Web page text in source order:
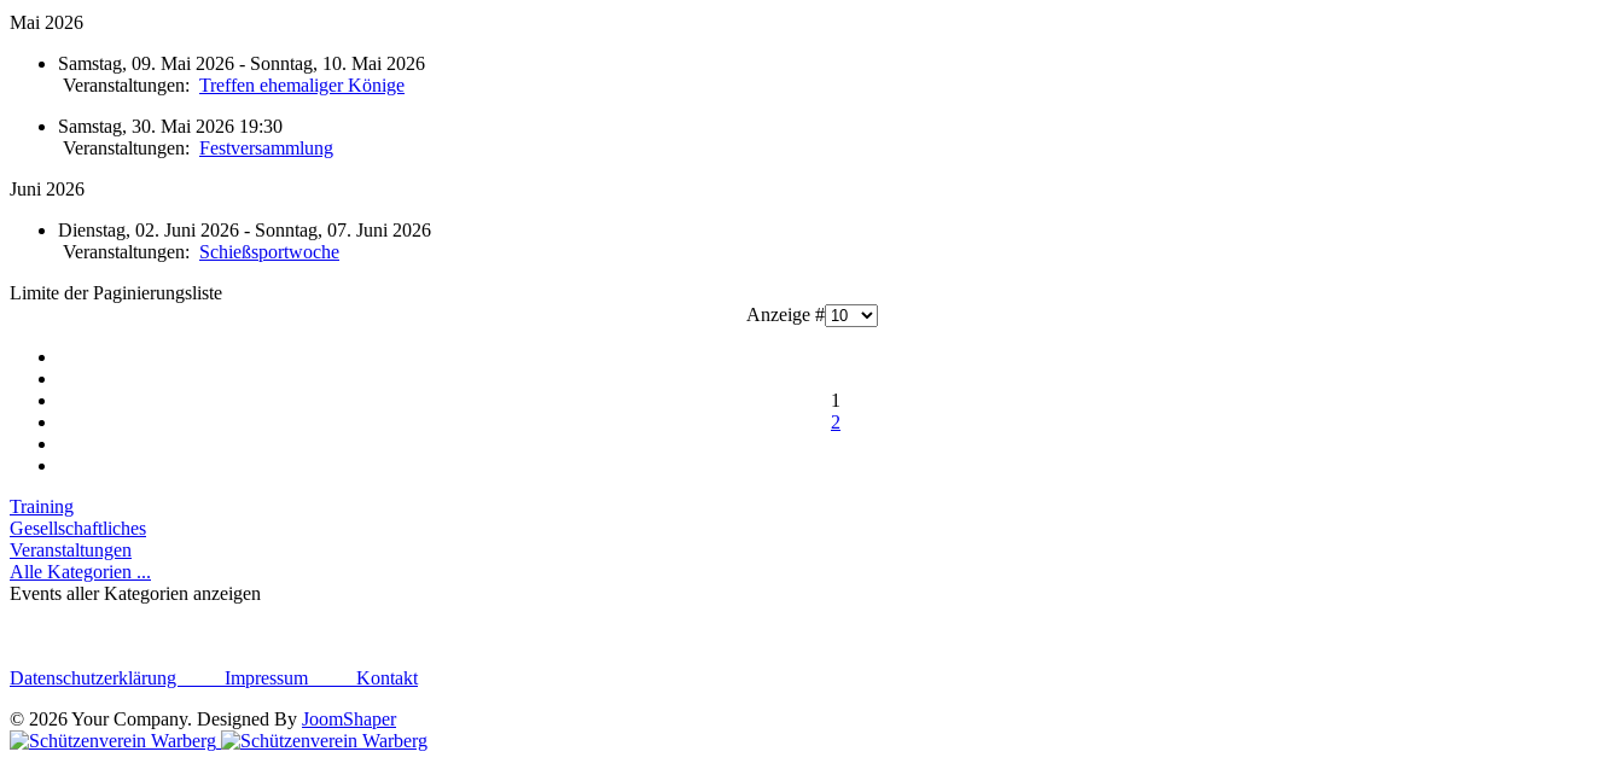
Mai 2026
Samstag, 09. Mai 2026 - Sonntag, 10. Mai 2026
Veranstaltungen: Treffen ehemaliger Könige
Samstag, 30. Mai 2026 19:30
Veranstaltungen: Festversammlung
Juni 2026
Dienstag, 02. Juni 2026 - Sonntag, 07. Juni 2026
Veranstaltungen: Schießsportwoche
Limite der Paginierungsliste
Anzeige #
1
2
Training
Gesellschaftliches
Veranstaltungen
Alle Kategorien ...
Events aller Kategorien anzeigen
Datenschutzerklärung Impressum Kontakt
© 2026 Your Company. Designed By JoomShaper